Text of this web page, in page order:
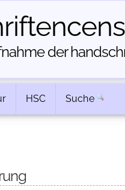
der
HSC Suche